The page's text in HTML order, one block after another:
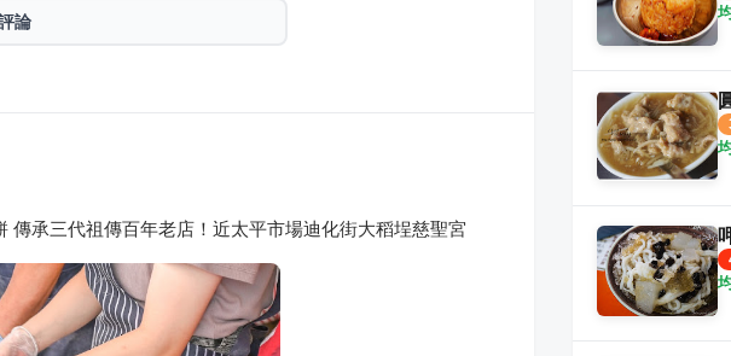
論
傳承三代祖傳百年老店！近太平市場迪化街大稻埕慈聖宮